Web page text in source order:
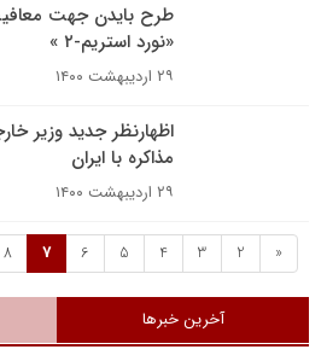
طرح بایدن جهت
«نورد استریم-۲ »
۲۹ اردیبهشت ۱۴۰۰
اظهارنظر جدید وزیر
مذاکره با ایران
۲۹ اردیبهشت ۱۴۰۰
«
2
3
4
5
6
7
8
آخرین خبرها